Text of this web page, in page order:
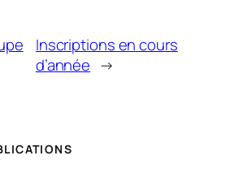
Inscriptions en cours
d’année →